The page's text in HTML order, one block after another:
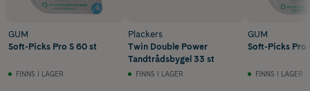
GUM
Soft-Picks Pro S 60 st
FINNS I LAGER
Plackers
Twin Double Power
Tandtrådsbygel 33 st
FINNS I LAGER
GUM
Soft-Picks Pro
FINNS I LAGER